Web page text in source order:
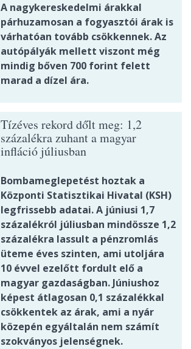
A nagykereskedelmi árakkal
párhuzamosan a fogyasztói árak is
várhatóan tovább csökkennek. Az
autópályák mellett viszont még
mindig bőven 700 forint felett
marad a dízel ára.
Tízéves rekord dőlt meg: 1,2
százalékra zuhant a magyar
infláció júliusban
Bombameglepetést hoztak a
Központi Statisztikai Hivatal (KSH)
legfrissebb adatai. A júniusi 1,7
százalékról júliusban mindössze 1,2
százalékra lassult a pénzromlás
üteme éves szinten, ami utoljára
10 évvel ezelőtt fordult elő a
magyar gazdaságban. Júniushoz
képest átlagosan 0,1 százalékkal
csökkentek az árak, ami a nyár
közepén egyáltalán nem számít
szokványos jelenségnek.